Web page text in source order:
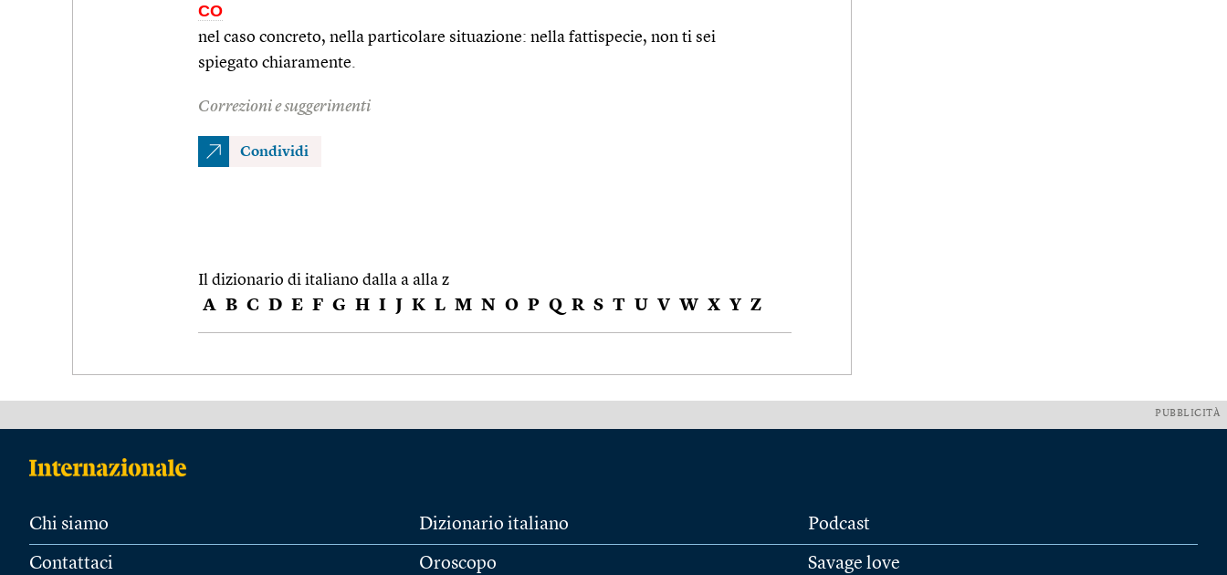
CO
nel caso concreto, nella particolare situazione: nella fattispecie, non ti sei
spiegato chiaramente.
Correzioni e suggerimenti
Condividi
Il dizionario di italiano dalla a alla z
A B C D E F G H I J K L M N O P Q R S T U V W X Y Z
PUBBLICITÀ
Chi siamo
Contattaci
Dizionario italiano
Oroscopo
Podcast
Savage love